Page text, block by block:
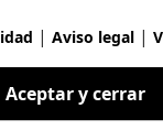
Skoda
Skoda
Skoda
| Aviso legal |
Aceptar y cerrar